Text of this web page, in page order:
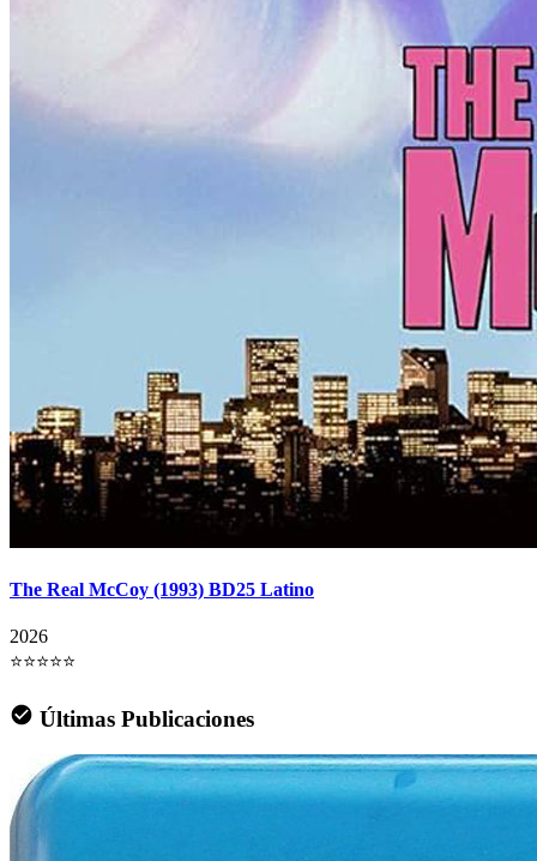
The Real McCoy (1993) BD25 Latino
2026
⭐⭐⭐⭐⭐
Últimas Publicaciones